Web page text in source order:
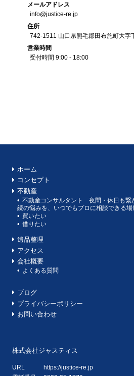
メールアドレス
info@justice-re.jp
住所
742-1511 山口県熊毛郡田布施町大字
営業時間
受付時間 9:00 - 18:00
ホーム
コンセプト
不動産
不動産コンサルタント 夜間・休日も繋
続の悩みを、いつでもプロに相談できる場
買いたい
借りたい
遺品整理
アクセス
会社概要
よくある質問
ブログ
プライバシーポリシー
お問い合わせ
株式会社ジャスティス
URL
https://justice-re.jp